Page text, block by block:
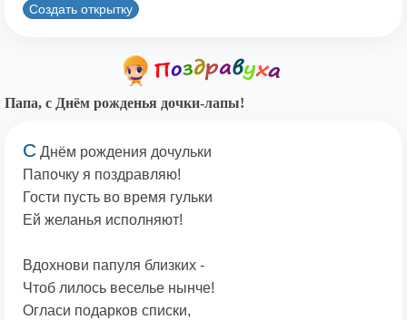
Создать открытку
Папа, с Днём рожденья дочки-лапы!
С Днём рождения дочульки
Папочку я поздравляю!
Гости пусть во время гульки
Ей желанья исполняют!
Вдохнови папуля близких -
Чтоб лилось веселье нынче!
Огласи подарков списки,